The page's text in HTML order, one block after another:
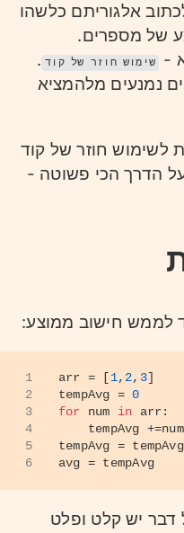
אלגוריתם כלשהו
של מספרים.
-
שימוש חוזר של קוד .
נמנעים מלהמציא
לשימוש חוזר של קוד
הדרך הכי פשוטה -
לממש חישוב ממוצע:
1
2
3
4
5
6
arr = [1, 2, 3]
tempAvg = 0
for
num in arr:
    tempAvg +=num
tempAvg =
avg = tempAvg
דבר יש קלט ופלט